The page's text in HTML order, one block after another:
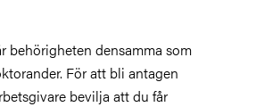
behörigheten densamma som
För att bli antagen
bevilja att du får